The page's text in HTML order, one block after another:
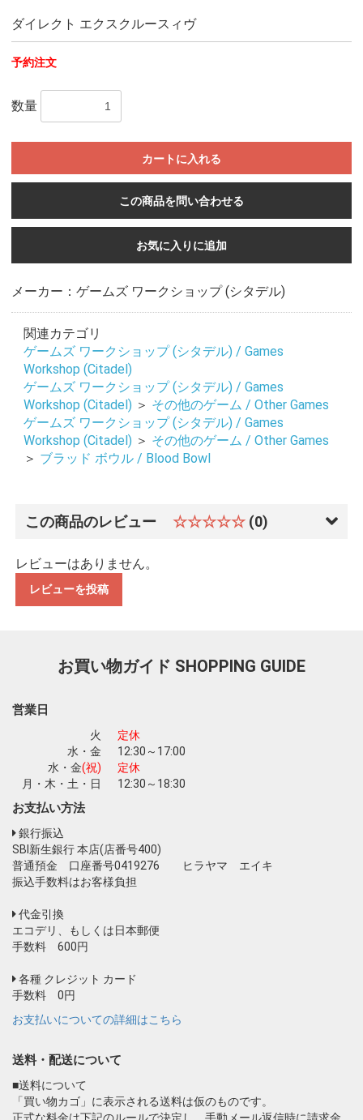
ダイレクト エクスクルースィヴ
予約注文
数量
カートに入れる
この商品を問い合わせる
お気に入りに追加
メーカー：ゲームズ ワークショップ (シタデル)
関連カテゴリ
ゲームズ ワークショップ (シタデル) / Games
Workshop (Citadel)
ゲームズ ワークショップ (シタデル) / Games
Workshop (Citadel) ＞ その他のゲーム / Other Games
ゲームズ ワークショップ (シタデル) / Games
Workshop (Citadel) ＞ その他のゲーム / Other Games
＞ ブラッド ボウル / Blood Bowl
この商品のレビュー ☆☆☆☆☆ (0)
レビューはありません。
レビューを投稿
お買い物ガイド SHOPPING GUIDE
営業日
火
定休
水・金
12:30～17:00
水・金(祝)
定休
月・木・土・日
12:30～18:30
お支払い方法
銀行振込
SBI新生銀行 本店(店番号400)
普通預金 口座番号0419276 ヒラヤマ エイキ
振込手数料はお客様負担
代金引換
エコデリ、もしくは日本郵便
手数料 600円
各種 クレジット カード
手数料 0円
お支払いについての詳細はこちら
送料・配送について
■送料について
「買い物カゴ」に表示される送料は仮のものです。